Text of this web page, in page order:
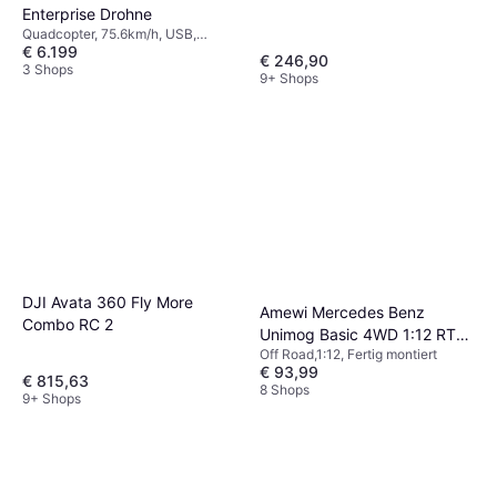
Enterprise Drohne
Quadcopter, 75.6km/h, USB,
Kamera, GLONASS, WLAN, GPS
€ 6.199
3 Shops € 246,90
9+ Shops
DJI Avata 360 Fly More
Combo RC 2
€ 815,63
9+ Shops
Amewi Mercedes Benz
Unimog Basic 4WD 1:12 RTR
grün
Off Road,1:12, Fertig montiert
€ 93,99
8 Shops